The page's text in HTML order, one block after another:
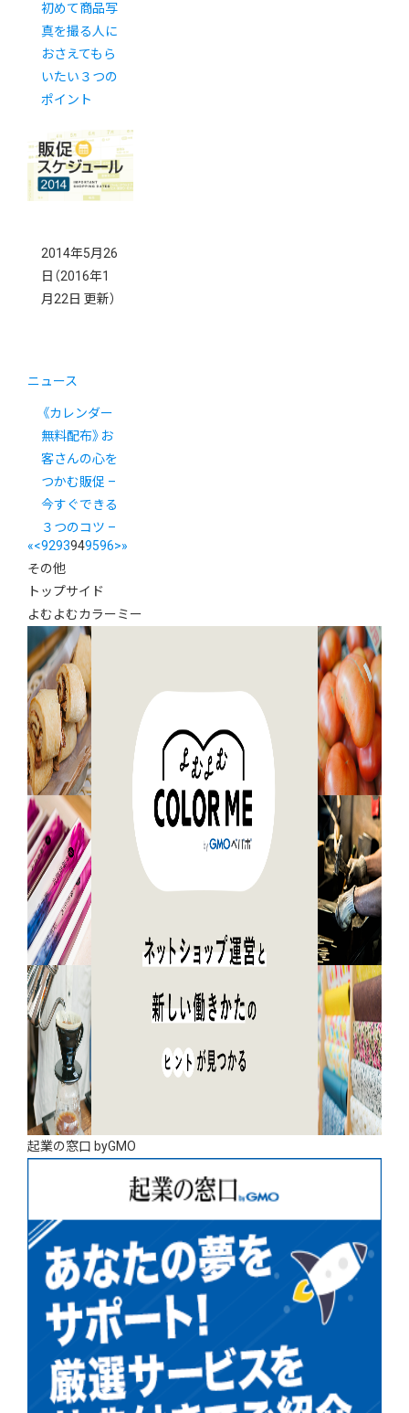
初めて商品写
真を撮る人に
おさえてもら
いたい３つの
ポイント
2014年5月26
日 （2016年1
月22日 更新）
ニュース
《カレンダー
無料配布》お
客さんの心を
つかむ販促 –
今すぐできる
３つのコツ –
«<9293949596>»
その他
トップサイド
よむよむカラーミー
起業の窓口 byGMO